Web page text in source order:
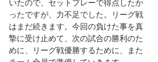
いたので、セットプレーで得点したか
ったですが、力不足でした。リーグ戦
はまだ続きます。今回の負けた事を真
摯に受け止めて、次の試合の勝利のた
めに、リーグ戦優勝するために、また